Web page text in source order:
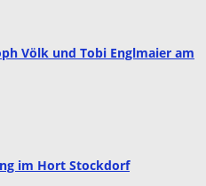
Völk und Tobi Englmaier am
im Hort Stockdorf